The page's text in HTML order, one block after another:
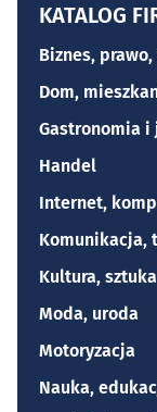
KATALOG
Biznes,
Dom,
Gastronomia i
Handel
Internet,
Komunikacja,
Kultura, sztuka
Moda, uroda
Motoryzacja
Nauka,